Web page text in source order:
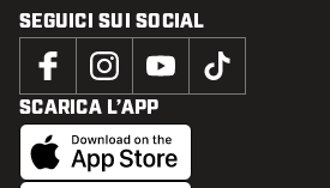
SEGUICI SUI SOCIAL
SCARICA L’APP